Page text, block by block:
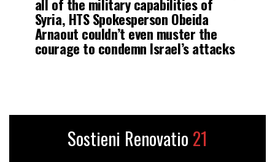
Syria, HTS Spokesperson Obeida
Arnaout couldn’t even muster the
courage to condemn Israel’s attacks
pic.twitter.com/vkzdj93Fdm
— Mats Nilsson (@mazzenilsson)
Sostieni Renovatio 21